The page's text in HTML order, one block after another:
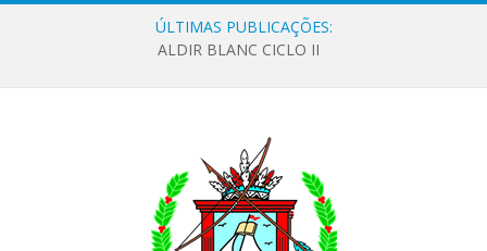
ÚLTIMAS PUBLICAÇÕES:
ALDIR BLANC CICLO II